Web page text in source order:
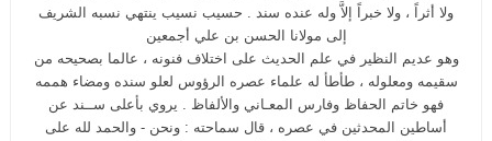
ولا أثراً ، ولا خبراً إلاَّ وله عنده سند . حسيب نسيب ينتهي نسبه الشريف
إلى مولانا الحسن بن علي أجمعين
وهو عديم النظير في علم الحديث على اختلاف فنونه ، عالما بصحيحه من
سقيمه ومعلوله ، طأطأ له علماء عصره الرؤوس لعلو سنده ومضاء هممه
فهو خاتم الحفاظ وفارس المعـاني والألفاظ . يروي بأعلى ســند عن
أساطين المحدثين في عصره ، قال سماحته : ونحن - والحمد لله على